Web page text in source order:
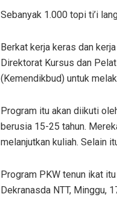
Sebanyak 1.000 topi ti’i
Berkat kerja keras dan
Direktorat Kursus dan
(Kemendikbud) untuk
Program itu akan diikuti
berusia 15-25 tahun.
melanjutkan kuliah. Selain
Program PKW tenun ikat
Dekranasda NTT, Minggu,